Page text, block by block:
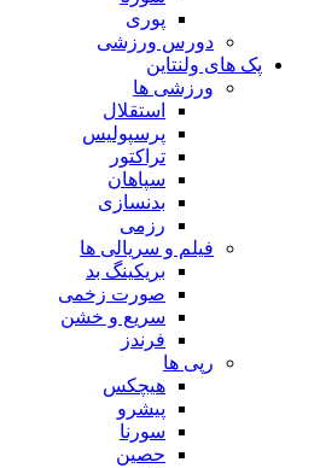
پوری
دورس ورزشی
پک های ولنتاین
ورزشی ها
استقلال
پرسپولیس
تراکتور
سپاهان
بدنسازی
رزمی
فیلم و سریالی ها
بریکینگ بد
صورت زخمی
سریع و خشن
فرندز
رپی ها
هیچکس
پیشرو
سورنا
حصین